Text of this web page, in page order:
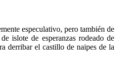
especulativo, pero también de
islote de esperanzas rodeado de
derribar el castillo de naipes de la